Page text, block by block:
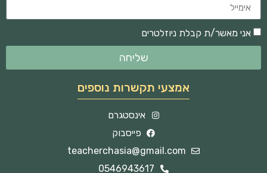
אני מאשר/ת קבלת ניוזלטרים
שליחה
אמצעי תקשרות נוספים
אינסטגרם
פייסבוק
teacherchasia@gmail.com
0546943617